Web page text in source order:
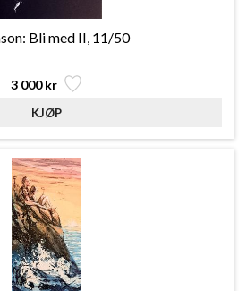
Bli med II, 11/50
3 000 kr